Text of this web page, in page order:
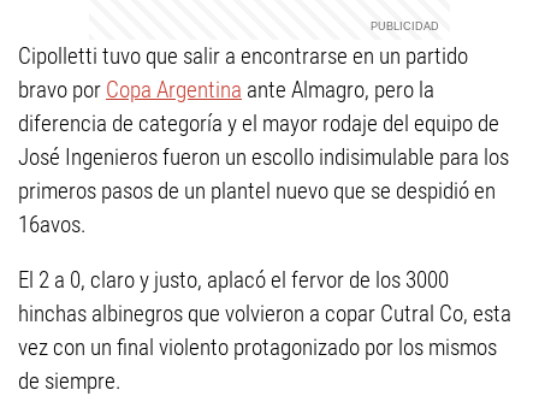
Cipolletti tuvo que salir a encontrarse en un partido
bravo por Copa Argentina ante Almagro, pero la
diferencia de categoría y el mayor rodaje del equipo de
José Ingenieros fueron un escollo indisimulable para los
primeros pasos de un plantel nuevo que se despidió en
16avos.
El 2 a 0, claro y justo, aplacó el fervor de los 3000
hinchas albinegros que volvieron a copar Cutral Co, esta
vez con un final violento protagonizado por los mismos
de siempre.